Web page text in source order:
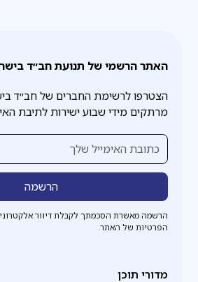
האתר הרשמי של תנועת חב״ד
הצטרפו לרשימת החברים של חב״ד
מרתקים מידי שבוע ישירות לתיבת
הרשמה מאשרת הסכמתך לקבלת דיוור
הפרטיות של האתר.
מדורי תוכן